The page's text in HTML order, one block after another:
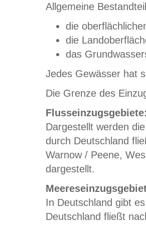
Allgemeine
die
die
das
Jedes Gewässer hat
Die Grenze des
Dargestellt werden
durch Deutschland
Warnow / Peene,
dargestellt.
In Deutschland gibt
Deutschland fließt